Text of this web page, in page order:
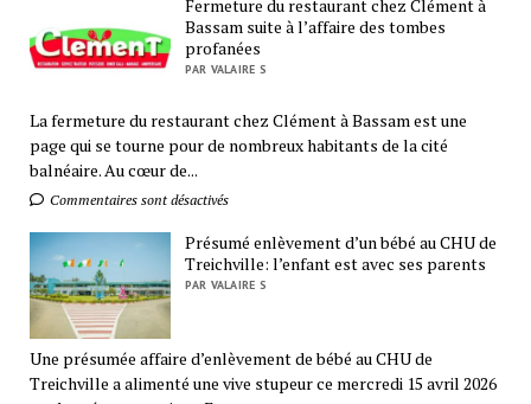
Fermeture du restaurant chez Clément à
Bassam suite à l’affaire des tombes
profanées
PAR VALAIRE S
La fermeture du restaurant chez Clément à Bassam est une
page qui se tourne pour de nombreux habitants de la cité
balnéaire. Au cœur de...
Commentaires sont désactivés
Présumé enlèvement d’un bébé au CHU de
Treichville: l’enfant est avec ses parents
PAR VALAIRE S
Une présumée affaire d’enlèvement de bébé au CHU de
Treichville a alimenté une vive stupeur ce mercredi 15 avril 2026